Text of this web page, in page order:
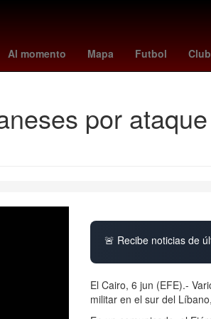
Al momento Mapa Futbol Club
Rogelio Funes Mori España
por
🚨 Recibe noticias de
El Cairo, 6 jun (EFE).-
militar en el sur del